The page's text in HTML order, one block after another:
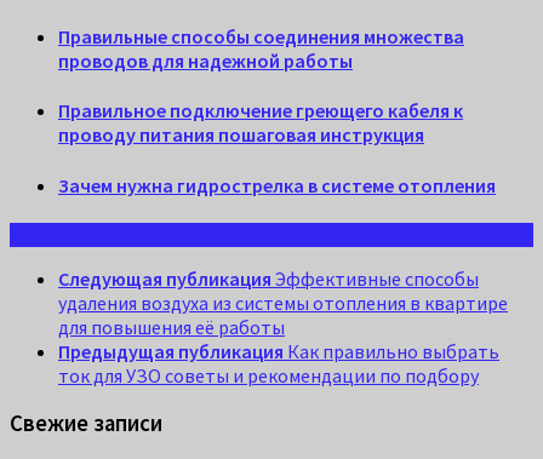
Правильные способы соединения множества
проводов для надежной работы
Правильное подключение греющего кабеля к
проводу питания пошаговая инструкция
Зачем нужна гидрострелка в системе отопления
Следующая публикация Эффективные способы
удаления воздуха из системы отопления в квартире
для повышения её работы
Предыдущая публикация Как правильно выбрать
ток для УЗО советы и рекомендации по подбору
Свежие записи